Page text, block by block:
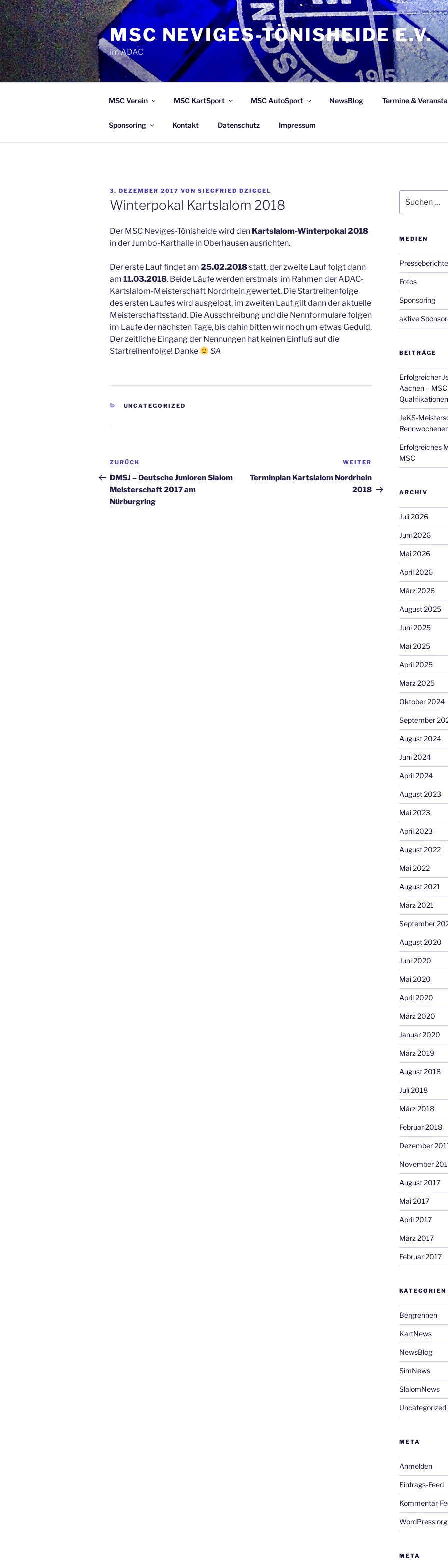
Zum
Inhalt
springen
MSC NEVIGES-TÖNISHEIDE E.V.
im ADAC
MSC Verein MSC KartSport MSC AutoSport NewsBlog Termine &
Sponsoring Kontakt Datenschutz Impressum
VERÖFFENTLICHT
AM
3. DEZEMBER 2017 VON SIEGFRIED DZIGGEL
Winterpokal Kartslalom 2018
Der MSC Neviges-Tönisheide wird den Kartslalom-Winterpokal 2018
in der Jumbo-Karthalle in Oberhausen ausrichten.
Der erste Lauf findet am 25.02.2018statt, der zweite Lauf folgt dann
am 11.03.2018. Beide Läufe werden erstmals im Rahmen der ADAC-
Kartslalom-Meisterschaft Nordrhein gewertet. Die Startreihenfolge
des ersten Laufes wird ausgelost, im zweiten Lauf gilt dann der aktuelle
Meisterschaftsstand. Die Ausschreibung und die Nennformulare folgen
im Laufe der nächsten Tage, bis dahin bitten wir noch um etwas Geduld.
Der zeitliche Eingang der Nennungen hat keinen Einfluß auf die
Startreihenfolge! Danke
SA
KATEGORIEN
UNCATEGORIZED
Beitragsnavigation
Vorheriger
Beitrag
ZURÜCK
DMSJ – Deutsche Junioren Slalom
Meisterschaft 2017 am
Nürburgring
Nächster
Beitrag
WEITER
Terminplan Kartslalom Nordrhein
2018
nach:
MEDIEN
Presseberichte
Fotos
Sponsoring
aktive
BEITRÄGE
Erfolgreicher
Aachen –
JeKS-
Erfolgreiches
MSC
ARCHIV
Juli 2026
Juni 2026
Mai 2026
April 2026
März 2026
August 2025
Juni 2025
Mai 2025
April 2025
März 2025
Oktober 2024
September
August 2024
Juni 2024
April 2024
August 2023
Mai 2023
April 2023
August 2022
Mai 2022
August 2021
März 2021
September
August 2020
Juni 2020
Mai 2020
April 2020
März 2020
Januar 2020
März 2019
August 2018
Juli 2018
März 2018
Februar 2018
Dezember
November
August 2017
Mai 2017
April 2017
März 2017
Februar 2017
KATEGORIEN
Bergrennen
KartNews
NewsBlog
SimNews
SlalomNews
Uncategorized
META
Anmelden
Eintrags-Feed
Kommentar-
WordPress.org
META